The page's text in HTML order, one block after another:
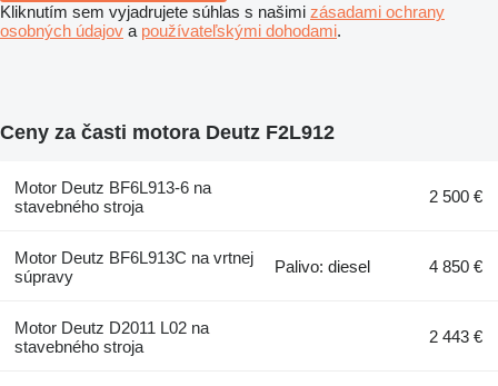
Kliknutím sem vyjadrujete súhlas s našimi zásadami ochrany
osobných údajov a používateľskými dohodami.
Ceny za časti motora Deutz F2L912
Motor Deutz BF6L913-6 na
stavebného stroja
2 500 €
Motor Deutz BF6L913C na vrtnej
súpravy
Palivo: diesel 4 850 €
Motor Deutz D2011 L02 na
stavebného stroja
2 443 €